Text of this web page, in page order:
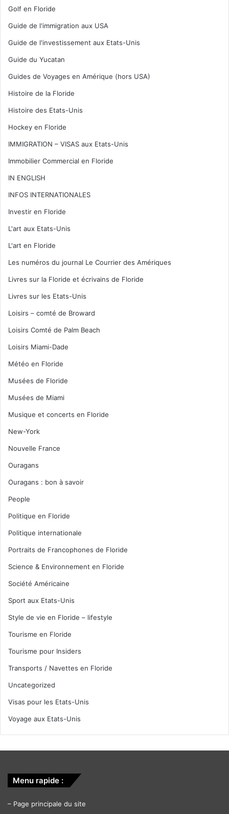
Golf en Floride
Guide de l'immigration aux USA
Guide de l'investissement aux Etats-Unis
Guide du Yucatan
Guides de Voyages en Amérique (hors USA)
Histoire de la Floride
Histoire des Etats-Unis
Hockey en Floride
IMMIGRATION – VISAS aux Etats-Unis
Immobilier Commercial en Floride
IN ENGLISH
INFOS INTERNATIONALES
Investir en Floride
L'art aux Etats-Unis
L'art en Floride
Les numéros du journal Le Courrier des Amériques
Livres sur la Floride et écrivains de Floride
Livres sur les Etats-Unis
Loisirs – comté de Broward
Loisirs Comté de Palm Beach
Loisirs Miami-Dade
Météo en Floride
Musées de Floride
Musées de Miami
Musique et concerts en Floride
New-York
Nouvelle France
Ouragans
Ouragans : bon à savoir
People
Politique en Floride
Politique internationale
Portraits de Francophones de Floride
Science & Environnement en Floride
Société Américaine
Sport aux Etats-Unis
Style de vie en Floride – lifestyle
Tourisme en Floride
Tourisme pour Insiders
Transports / Navettes en Floride
Uncategorized
Visas pour les Etats-Unis
Voyage aux Etats-Unis
Menu rapide :
– Page principale du site